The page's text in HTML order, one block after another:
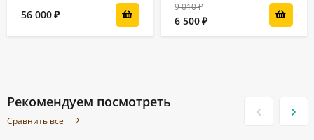
56 000₽
9 010 ₽
6 500₽
Рекомендуем посмотреть
Сравнить все